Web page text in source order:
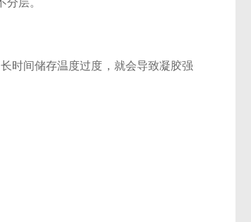
层。
时间储存温度过度，就会导致凝胶强